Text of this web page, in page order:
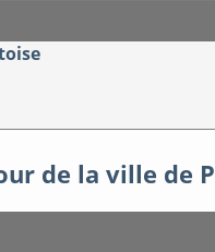
de la ville de